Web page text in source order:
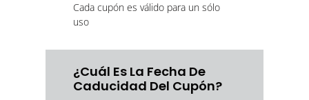
Cada cupón es válido para un sólo
uso
¿Cuál Es La Fecha De
Caducidad Del Cupón?